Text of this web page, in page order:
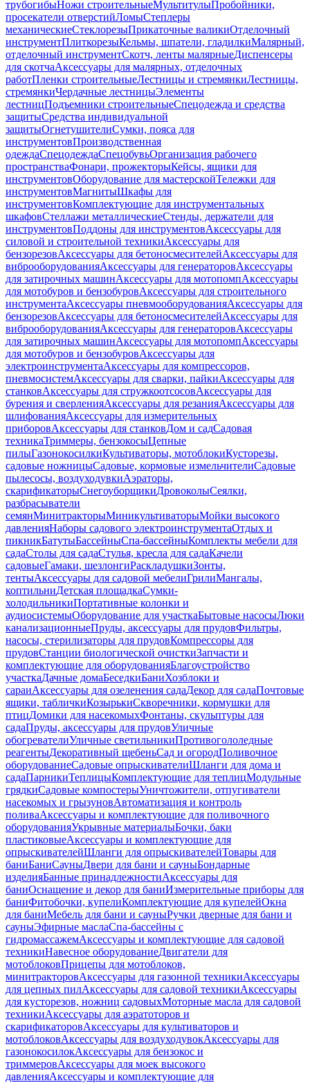
трубогибыНожи строительныеМультитулыПробойники,
просекатели отверстийЛомыСтеплеры
механическиеСтеклорезыПрикаточные валикиОтделочный
инструментПлиткорезыКельмы, шпатели, гладилкиМалярный,
отделочный инструментСкотч, ленты малярныеДиспенсеры
для скотчаАксессуары для малярных, отделочных
работПленки строительныеЛестницы и стремянкиЛестницы,
стремянкиЧердачные лестницыЭлементы
лестницПодъемники строительныеСпецодежда и средства
защитыСредства индивидуальной
защитыОгнетушителиСумки, пояса для
инструментовПроизводственная
одеждаСпецодеждаСпецобувьОрганизация рабочего
пространстваФонари, прожекторыКейсы, ящики для
инструментовОборудование для мастерскойТележки для
инструментовМагнитыШкафы для
инструментовКомплектующие для инструментальных
шкафовСтеллажи металлическиеСтенды, держатели для
инструментовПоддоны для инструментовАксессуары для
силовой и строительной техникиАксессуары для
бензорезовАксессуары для бетоносмесителейАксессуары для
виброоборудованияАксессуары для генераторовАксессуары
для затирочных машинАксессуары для мотопомпАксессуары
для мотобуров и бензобуровАксессуары для строительного
инструментаАксессуары пневмооборудованияАксессуары для
бензорезовАксессуары для бетоносмесителейАксессуары для
виброоборудованияАксессуары для генераторовАксессуары
для затирочных машинАксессуары для мотопомпАксессуары
для мотобуров и бензобуровАксессуары для
электроинструментаАксессуары для компрессоров,
пневмосистемАксессуары для сварки, пайкиАксессуары для
станковАксессуары для стружкоотсосовАксессуары для
бурения и сверленияАксессуары для резанияАксессуары для
шлифованияАксессуары для измерительных
приборовАксессуары для станковДом и садСадовая
техникаТриммеры, бензокосыЦепные
пилыГазонокосилкиКультиваторы, мотоблокиКусторезы,
садовые ножницыСадовые, кормовые измельчителиСадовые
пылесосы, воздуходувкиАэраторы,
скарификаторыСнегоуборщикиДровоколыСеялки,
разбрасыватели
семянМинитракторыМиникультиваторыМойки высокого
давленияНаборы садового электроинструментаОтдых и
пикникБатутыБассейныСпа-бассейныКомплекты мебели для
садаСтолы для садаСтулья, кресла для садаКачели
садовыеГамаки, шезлонгиРаскладушкиЗонты,
тентыАксессуары для садовой мебелиГрилиМангалы,
коптильниДетская площадкаСумки-
холодильникиПортативные колонки и
аудиосистемыОборудование для участкаБытовые насосыЛюки
канализационныеПруды, аксессуары для прудовФильтры,
насосы, стерилизаторы для прудовКомпрессоры для
прудовСтанции биологической очисткиЗапчасти и
комплектующие для оборудованияБлагоустройство
участкаДачные домаБеседкиБаниХозблоки и
сараиАксессуары для озеленения садаДекор для садаПочтовые
ящики, табличкиКозырькиСкворечники, кормушки для
птицДомики для насекомыхФонтаны, скульптуры для
садаПруды, аксессуары для прудовУличные
обогревателиУличные светильникиПротивогололедные
реагентыДекоративный щебеньСад и огородПоливочное
оборудованиеСадовые опрыскивателиШланги для дома и
садаПарникиТеплицыКомплектующие для теплицМодульные
грядкиСадовые компостерыУничтожители, отпугиватели
насекомых и грызуновАвтоматизация и контроль
поливаАксессуары и комплектующие для поливочного
оборудованияУкрывные материалыБочки, баки
пластиковыеАксессуары и комплектующие для
опрыскивателейШланги для опрыскивателейТовары для
баниБаниСауныДвери для бани и сауныБондарные
изделияБанные принадлежностиАксессуары для
баниОснащение и декор для баниИзмерительные приборы для
баниФитобочки, купелиКомплектующие для купелейОкна
для баниМебель для бани и сауныРучки дверные для бани и
сауныЭфирные маслаСпа-бассейны с
гидромассажемАксессуары и комплектующие для садовой
техникиНавесное оборудованиеДвигатели для
мотоблоковПрицепы для мотоблоков,
минитракторовАксессуары для газонной техникиАксессуары
для цепных пилАксессуары для садовой техникиАксессуары
для кусторезов, ножниц садовыхМоторные масла для садовой
техникиАксессуары для аэратоторов и
скарификаторовАксессуары для культиваторов и
мотоблоковАксессуары для воздуходувокАксессуары для
газонокосилокАксессуары для бензокос и
триммеровАксессуары для моек высокого
давленияАксессуары и комплектующие для